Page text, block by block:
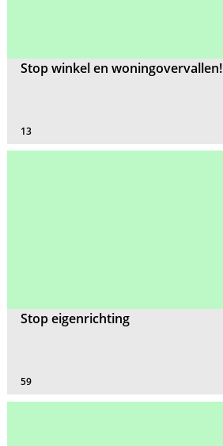
Stop winkel en woningovervallen!
13
Stop eigenrichting
59